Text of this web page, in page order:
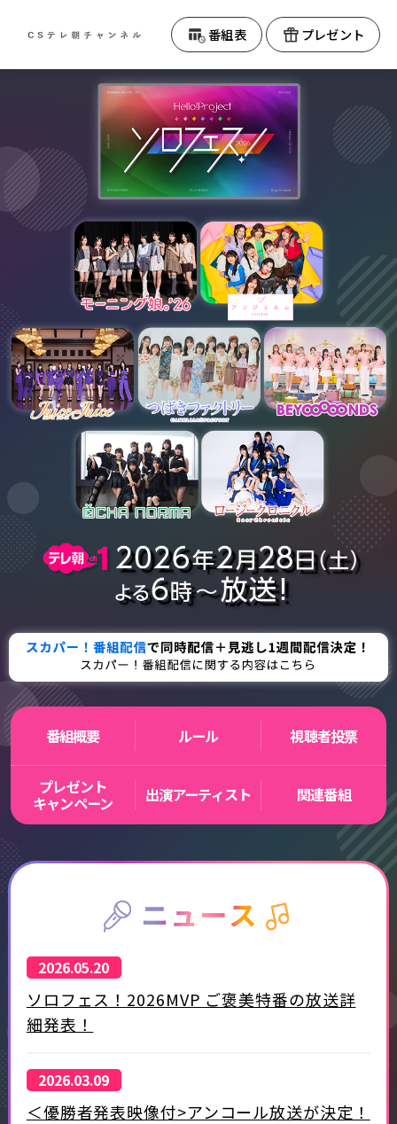
テレビ朝日CS
番組表 プレゼント
番組概要 ルール 視聴者投票
プレゼント
キャンペーン 出演アーティスト 関連番組
2026.05.20
ソロフェス！2026MVP ご褒美特番の放送詳
細発表！
2026.03.09
＜優勝者発表映像付>アンコール放送が決定！